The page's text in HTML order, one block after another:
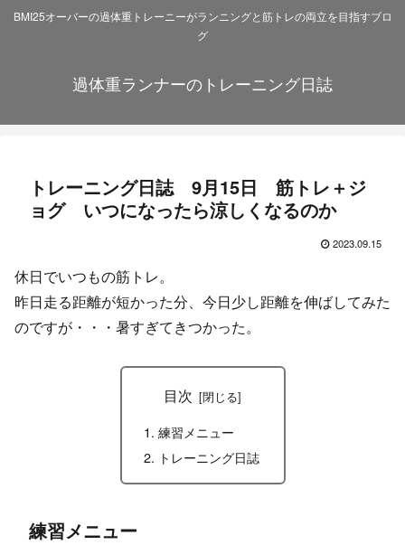
BMI25オーバーの過体重トレーニーがランニングと筋トレの両立を目指すブロ
グ
過体重ランナーのトレーニング日誌
トレーニング日誌 9月15日 筋トレ＋ジ
ョグ いつになったら涼しくなるのか
2023.09.15
休日でいつもの筋トレ。
昨日走る距離が短かった分、今日少し距離を伸ばしてみた
のですが・・・暑すぎてきつかった。
目次
練習メニュー
トレーニング日誌
練習メニュー